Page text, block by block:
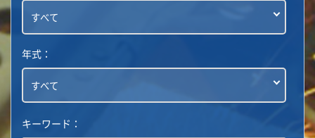
年式：
キーワード：